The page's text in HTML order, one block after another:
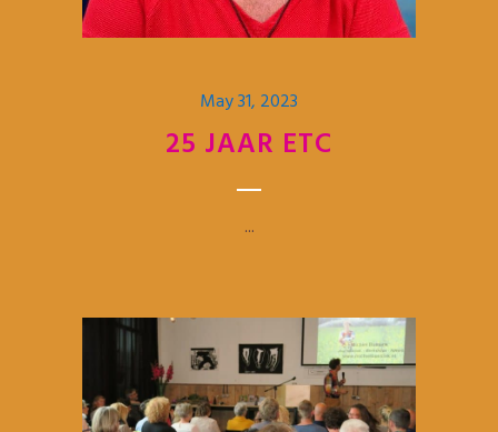
May 31, 2023
25 JAAR ETC
...